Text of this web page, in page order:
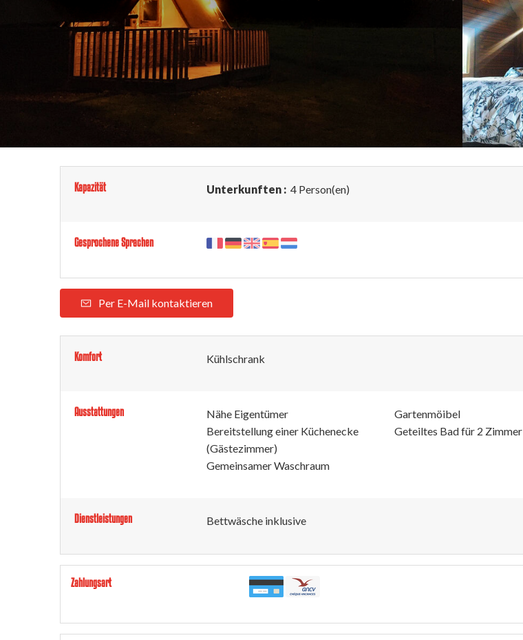
Kapazität Unterkunften : 4 Person(en)
Gesprochene Sprachen
Per E-Mail kontaktieren
Komfort Kühlschrank
Ausstattungen
Nähe Eigentümer
Bereitstellung einer Küchenecke
(Gästezimmer)
Gemeinsamer Waschraum
Gartenmöibel
Geteiltes Bad für 2 Zimmer
Dienstleistungen Bettwäsche inklusive
Zahlungsart